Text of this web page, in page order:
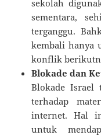
sekolah
sementara,
terganggu.
kembali hanya
konflik
Blokade dan
Blokade Israel
terhadap
internet. Hal
untuk